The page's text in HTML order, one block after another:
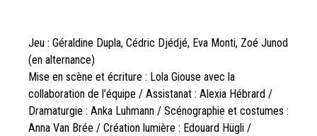
Jeu : Géraldine Dupla, Cédric Djédjé, Eva Monti, Zoé Junod
(en alternance)
Mise en scène et écriture : Lola Giouse avec la
collaboration de l’équipe / Assistanat : Alexia Hébrard /
Dramaturgie : Anka Luhmann / Scénographie et costumes :
Anna Van Brée / Création lumière : Edouard Hügli /